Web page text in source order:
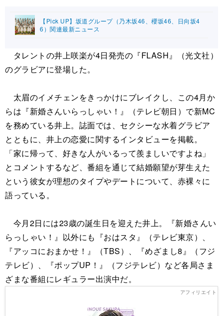
【Pick UP】坂道グループ（乃木坂46、櫻坂46、日向坂4
6）関連最新ニュース
タレントの井上咲楽が4日発売の『FLASH』（光文社）
のグラビアに登場した。
太眉のイメチェンをきっかけにブレイクし、この4月か
らは『新婚さんいらっしゃい！』（テレビ朝日）で新MC
を務めている井上。誌面では、セクシーな水着グラビア
とともに、井上の恋愛に関するインタビューを掲載。
「家に帰って、好きな人がいるって羨ましいですよね」
とコメントするなど、番組を通じて結婚願望が芽生えた
という彼女が理想のタイプやデートについて、赤裸々に
語っている。
今月2日には23歳の誕生日を迎えた井上。『新婚さんい
らっしゃい！』以外にも『おはスタ』（テレビ東京）、
『アッコにおまかせ！』（TBS）、『めざまし8』（フジ
テレビ）、『ポップUP！』（フジテレビ）など各局さま
ざまな番組にレギュラー出演中だ。